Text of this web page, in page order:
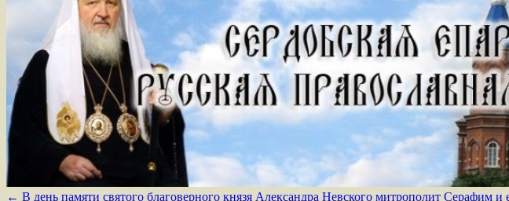
← В день памяти святого благоверного князя Александра Невского митрополит